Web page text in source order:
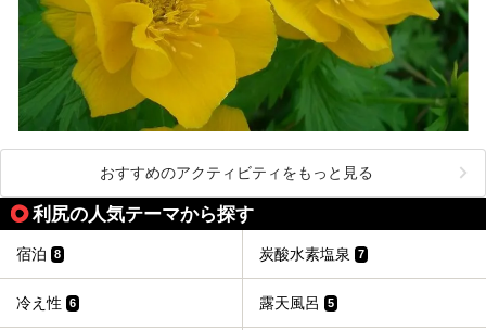
おすすめのアクティビティをもっと見る
利尻の人気テーマから探す
宿泊 8 炭酸水素塩泉 7
冷え性 6 露天風呂 5